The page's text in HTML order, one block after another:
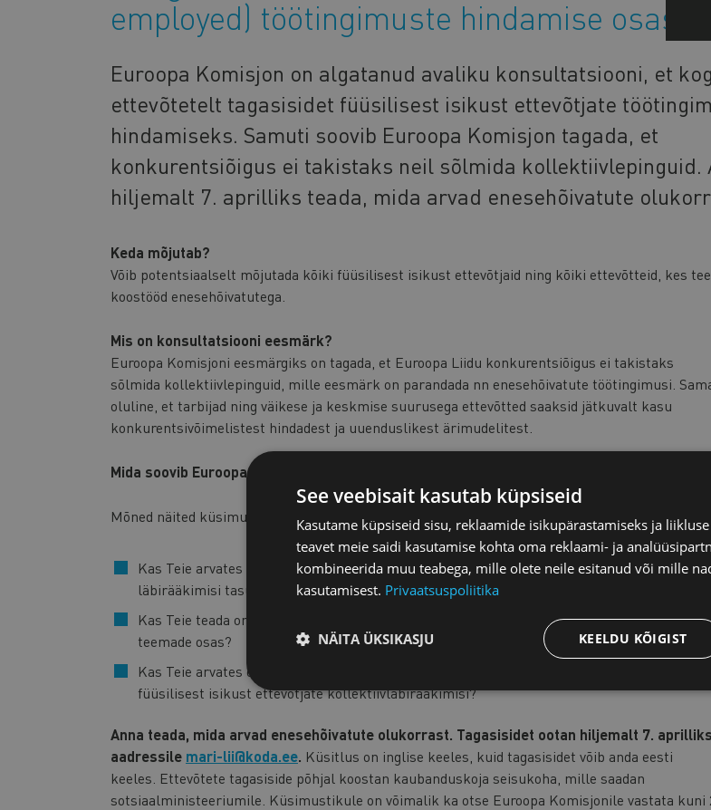
employed) töötingimuste hindamise osas
Euroopa Komisjon on algatanud avaliku konsultatsiooni, et
ettevõtetelt tagasisidet füüsilisest isikust ettevõtjate
hindamiseks. Samuti soovib Euroopa Komisjon tagada, et
konkurentsiõigus ei takistaks neil sõlmida kollektiivlepinguid.
hiljemalt 7. aprilliks teada, mida arvad enesehõivatute
Keda mõjutab?
Võib potentsiaalselt mõjutada kõiki füüsilisest isikust ettevõtjaid ning kõiki ettevõtteid, kes
koostööd enesehõivatutega.
Mis on konsultatsiooni eesmärk?
Euroopa Komisjoni eesmärgiks on tagada, et Euroopa Liidu konkurentsiõigus ei takistaks
sõlmida kollektiivlepinguid, mille eesmärk on parandada nn enesehõivatute töötingimusi.
oluline, et tarbijad ning väikese ja keskmise suurusega ettevõtted saaksid jätkuvalt kasu
konkurentsivõimelistest hindadest ja uuenduslikest ärimudelitest.
Mida soovib Euroopa Komisjon teada?
Mõned näited küsimustest:
Kas Teie arvates puuduvad füüsilisest isikust ettevõtjatel võimalused pidada ettevõtetega
läbirääkimisi tasude ning muude töötingimuste osas?
Kas Teie teada on hiljuti füüsilisest isikust ettevõtjad protestinud töötingimuste ja
teemade osas?
Kas Teie arvates oleks see positiivne või negatiivne areng, kui konkurentsiõigus ei takistaks
füüsilisest isikust ettevõtjate kollektiivläbirääkimisi?
Anna teada, mida arvad enesehõivatute olukorrast. Tagasisidet ootan hiljemalt 7.
aadressile mari-lii@koda.ee. Küsitlus on inglise keeles, kuid tagasisidet võib anda eesti
keeles. Ettevõtete tagasiside põhjal koostan kaubanduskoja seisukoha, mille saadan
sotsiaalministeeriumile. Küsimustikule on võimalik ka otse Euroopa Komisjonile vastata kuni
See veebisait kasutab küpsiseid
Kasutame küpsiseid sisu, reklaamide isikupärastamiseks ja
teavet meie saidi kasutamise kohta oma reklaami- ja
kombineerida muu teabega, mille olete neile esitanud või mille
kasutamisest. Privaatsuspoliitika
KEELDU KÕIGIST
NÄITA ÜKSIKASJU